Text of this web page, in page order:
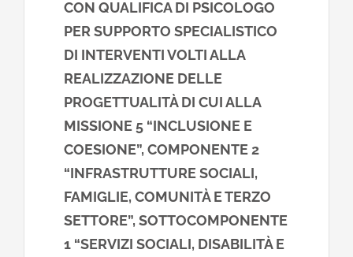
CON QUALIFICA DI PSICOLOGO
PER SUPPORTO SPECIALISTICO
DI INTERVENTI VOLTI ALLA
REALIZZAZIONE DELLE
PROGETTUALITÀ DI CUI ALLA
MISSIONE 5 “INCLUSIONE E
COESIONE”, COMPONENTE 2
“INFRASTRUTTURE SOCIALI,
FAMIGLIE, COMUNITÀ E TERZO
SETTORE”, SOTTOCOMPONENTE
1 “SERVIZI SOCIALI, DISABILITÀ E